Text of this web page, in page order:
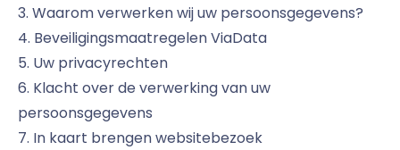
3. Waarom verwerken wij uw persoonsgegevens?
4. Beveiligingsmaatregelen ViaData
5. Uw privacyrechten
6. Klacht over de verwerking van uw
persoonsgegevens
7. In kaart brengen websitebezoek